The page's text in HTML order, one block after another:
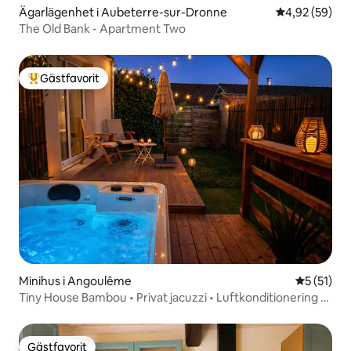
Ägarlägenhet i Aubeterre-sur-Dronne 4,92 av 5 i
4,92 (59)
The Old Bank - Apartment Two
Populär gästfavorit
Gästfavorit
Minihus i Angoulême 5 av 5 i
5 (51)
Tiny House Bambou • Privat jacuzzi • Luftkonditionering •
Gästfavorit